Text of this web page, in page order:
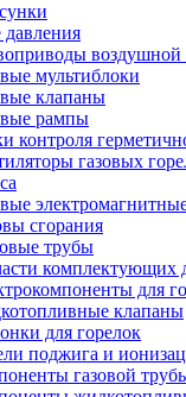
давления
воздушной
мультиблоки
клапаны
рампы
контроля
газовых
сгорания
трубы
комплектующих
для
клапаны
для горелок
поджига и
газовой